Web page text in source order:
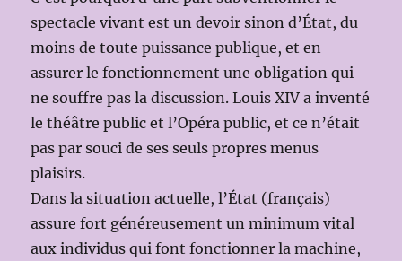
spectacle vivant est un devoir sinon d’État, du
moins de toute puissance publique, et en
assurer le fonctionnement une obligation qui
ne souffre pas la discussion. Louis XIV a inventé
le théâtre public et l’Opéra public, et ce n’était
pas par souci de ses seuls propres menus
plaisirs.
Dans la situation actuelle, l’État (français)
assure fort généreusement un minimum vital
aux individus qui font fonctionner la machine,